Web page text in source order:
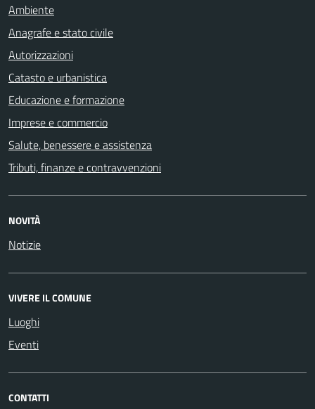
Ambiente
Anagrafe e stato civile
Autorizzazioni
Catasto e urbanistica
Educazione e formazione
Imprese e commercio
Salute, benessere e assistenza
Tributi, finanze e contravvenzioni
NOVITÀ
Notizie
VIVERE IL COMUNE
Luoghi
Eventi
CONTATTI